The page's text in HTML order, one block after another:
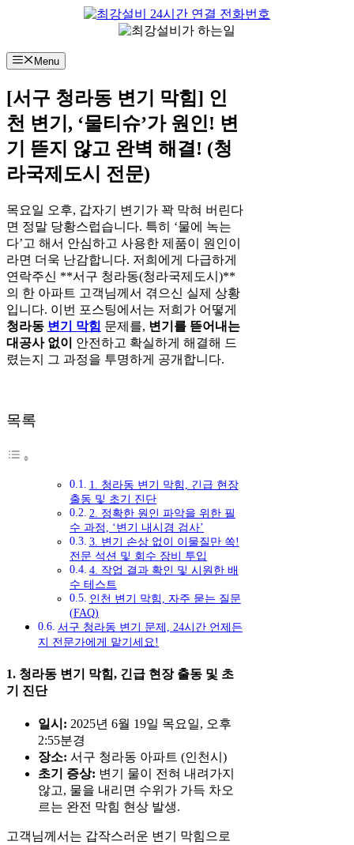
로
너
뛰
기
Menu
[서구 청라동 변기 막힘] 인
천 변기, ‘물티슈’가 원인! 변
기 뜯지 않고 완벽 해결! (청
라국제도시 전문)
목요일 오후, 갑자기 변기가 꽉 막혀 버린다
면 정말 당황스럽습니다. 특히 ‘물에 녹는
다’고 해서 안심하고 사용한 제품이 원인이
라면 더욱 난감합니다. 저희에게 다급하게
연락주신 **서구 청라동(청라국제도시)**
의 한 아파트 고객님께서 겪으신 실제 상황
입니다. 이번 포스팅에서는 저희가 어떻게
청라동 변기 막힘 문제를, 변기를 뜯어내는
대공사 없이
안전하고 확실하게 해결해 드
렸는지 그 과정을 투명하게 공개합니다.
목록
1. 청라동 변기 막힘, 긴급 현장
출동 및 초기 진단
2. 정확한 원인 파악을 위한 필
수 과정, ‘변기 내시경 검사’
3. 변기 손상 없이 이물질만 쏙!
전문 석션 및 회수 장비 투입
4. 작업 결과 확인 및 시원한 배
수 테스트
인천 변기 막힘, 자주 묻는 질문
(FAQ)
서구 청라동 변기 문제, 24시간 언제든
지 전문가에게 맡기세요!
1. 청라동 변기 막힘, 긴급 현장 출동 및 초
기 진단
일시: 2025년 6월 19일 목요일, 오후
2:55분경
장소: 서구 청라동 아파트 (인천시)
초기 증상: 변기 물이 전혀 내려가지
않고, 물을 내리면 수위가 가득 차오
르는 완전 막힘 현상 발생.
고객님께서는 갑작스러운 변기 막힘으로